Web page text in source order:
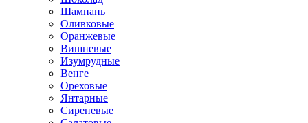
Шампань
Оливковые
Оранжевые
Вишневые
Изумрудные
Венге
Ореховые
Янтарные
Сиреневые